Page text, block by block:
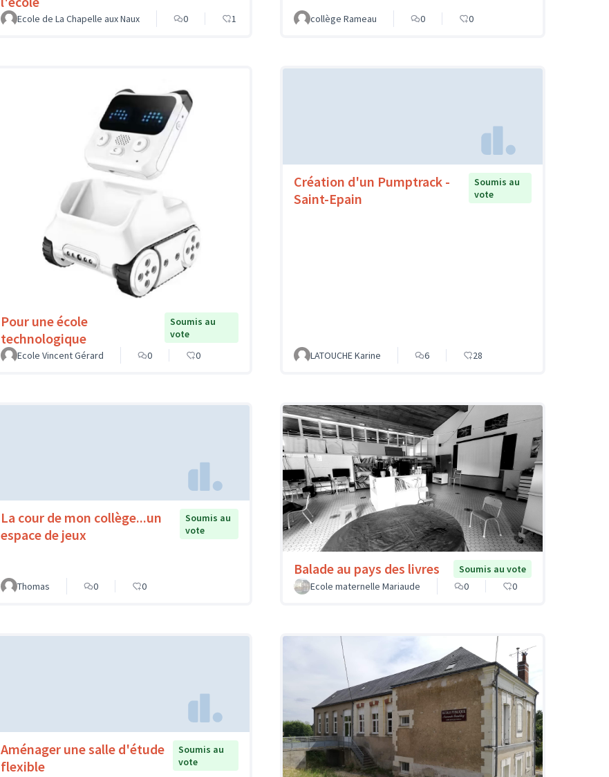
Ecole de La Chapelle aux Naux 0 1 collège Rameau 0 0
Pour une école
technologique
Soumis au
vote
Ecole Vincent Gérard
0 0
Création d'un Pumptrack -
Saint-Epain
Soumis au
vote
LATOUCHE Karine 6 28
La cour de mon collège...un
espace de jeux
Soumis au
vote
Thomas 0 0
Balade au pays des livres
Soumis au vote
Ecole maternelle Mariaude
0 0
Aménager une salle d'étude
flexible
Soumis au
vote